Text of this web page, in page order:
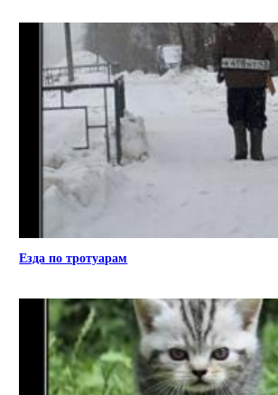
Езда по тротуарам